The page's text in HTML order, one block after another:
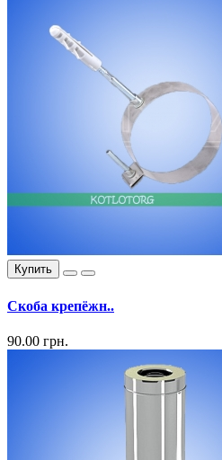
Купить
Скоба крепёжн..
90.00 грн.